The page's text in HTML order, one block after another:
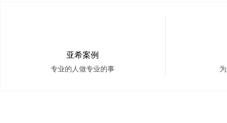
亚希案例
专业的人做专业的事